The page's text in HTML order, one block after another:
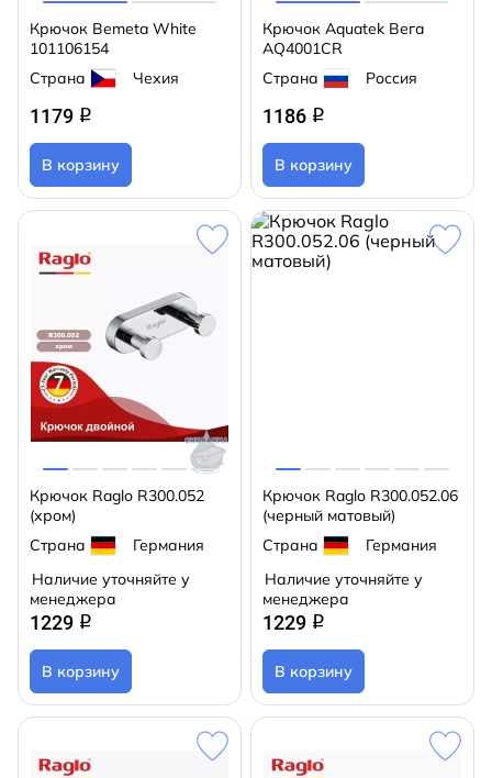
Крючок Bemeta White
101106154
Страна
Чехия
1179 q
В корзину
Крючок Aquatek Вега
AQ4001CR
Страна
Россия
1186 q
В корзину
Крючок Raglo R300.052
(хром)
Страна
Германия
Наличие уточняйте у
менеджера
1229 q
В корзину
Крючок Raglo R300.052.06
(черный матовый)
Страна
Германия
Наличие уточняйте у
менеджера
1229 q
В корзину